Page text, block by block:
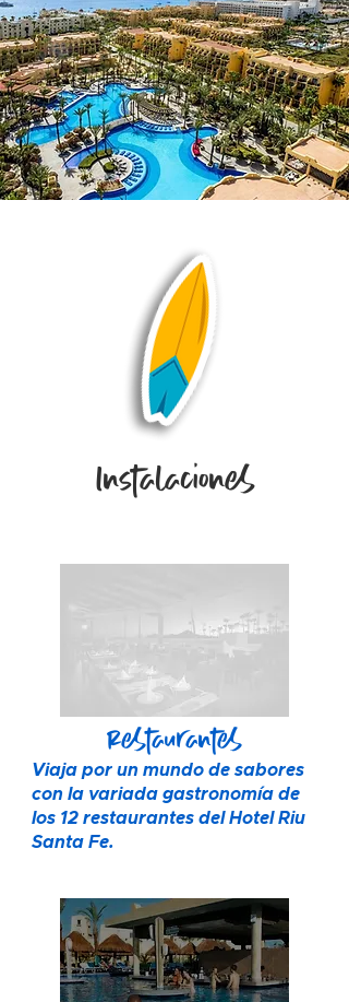
Instalaciones
Restaurantes
Viaja por un mundo de sabores
con la variada gastronomía de
los 12 restaurantes del Hotel Riu
Santa Fe.